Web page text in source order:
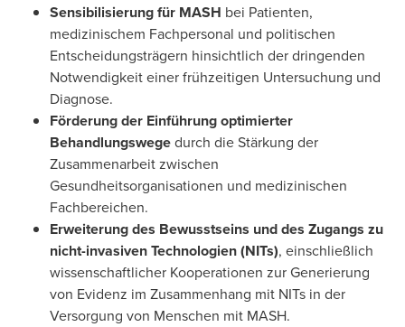
Sensibilisierung für MASH bei Patienten,
medizinischem Fachpersonal und politischen
Entscheidungsträgern hinsichtlich der dringenden
Notwendigkeit einer frühzeitigen Untersuchung und
Diagnose.
Förderung der Einführung optimierter
Behandlungswegedurch die Stärkung der
Zusammenarbeit zwischen
Gesundheitsorganisationen und medizinischen
Fachbereichen.
Erweiterung des Bewusstseins und des Zugangs zu
nicht-invasiven Technologien (NITs), einschließlich
wissenschaftlicher Kooperationen zur Generierung
von Evidenz im Zusammenhang mit NITs in der
Versorgung von Menschen mit MASH.